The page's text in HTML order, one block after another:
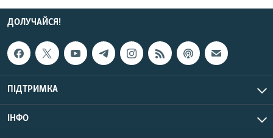
ДОЛУЧАЙСЯ!
ПІДТРИМКА
ІНФО